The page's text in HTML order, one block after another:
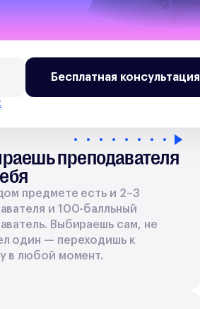
Бесплатная консультация
преподавателя
предмете есть и 2–3
и 100-балльный
Выбираешь сам, не
один — переходишь к
в любой момент.